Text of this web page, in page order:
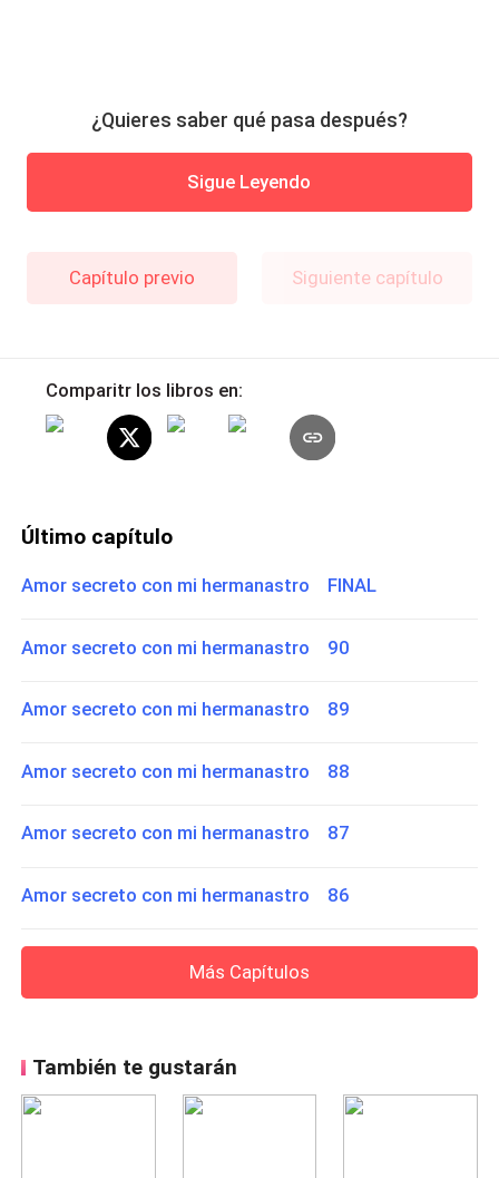
¿Quieres saber qué pasa después?
Sigue Leyendo
Capítulo previo Siguiente capítulo
Comparitr los libros en:
Último capítulo
Amor secreto con mi hermanastro FINAL
Amor secreto con mi hermanastro 90
Amor secreto con mi hermanastro 89
Amor secreto con mi hermanastro 88
Amor secreto con mi hermanastro 87
Amor secreto con mi hermanastro 86
Más Capítulos
También te gustarán